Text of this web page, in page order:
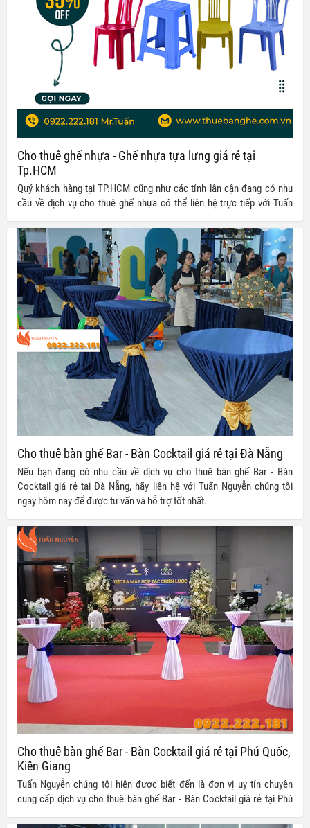
Cho thuê ghế nhựa - Ghế nhựa tựa lưng giá rẻ tại
Tp.HCM
Quý khách hàng tại TP.HCM cũng như các tỉnh lân cận đang có nhu
cầu về dịch vụ cho thuê ghế nhựa có thể liên hệ trực tiếp với Tuấn
Cho thuê bàn ghế Bar - Bàn Cocktail giá rẻ tại Đà Nẵng
Nếu bạn đang có nhu cầu về dịch vụ cho thuê bàn ghế Bar - Bàn
Cocktail giá rẻ tại Đà Nẵng, hãy liên hệ với Tuấn Nguyễn chúng tôi
ngay hôm nay để được tư vấn và hỗ trợ tốt nhất.
Cho thuê bàn ghế Bar - Bàn Cocktail giá rẻ tại Phú Quốc,
Kiên Giang
Tuấn Nguyễn chúng tôi hiện được biết đến là đơn vị uy tín chuyên
cung cấp dịch vụ cho thuê bàn ghế Bar - Bàn Cocktail giá rẻ tại Phú